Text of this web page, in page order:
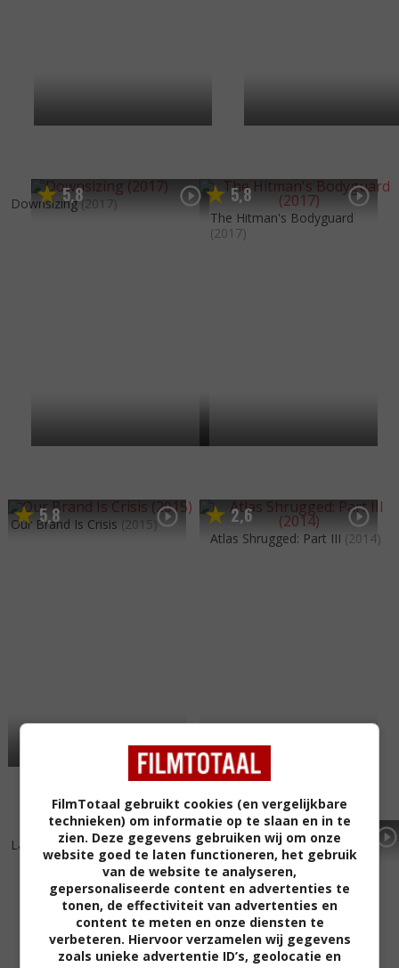
5,8
Downsizing (2017) 5,8
The Hitman's Bodyguard
(2017)
5,8
Our Brand Is Crisis (2015) 2,6
Atlas Shrugged: Part III (2014)
7,1
La cage dorée (2013) 6,5
Rouge Brésil (2012)
FilmTotaal gebruikt cookies (en vergelijkbare
technieken) om informatie op te slaan en in te
zien. Deze gegevens gebruiken wij om onze
website goed te laten functioneren, het gebruik
van de website te analyseren,
gepersonaliseerde content en advertenties te
tonen, de effectiviteit van advertenties en
content te meten en onze diensten te
verbeteren. Hiervoor verzamelen wij gegevens
zoals unieke advertentie ID’s, geolocatie en